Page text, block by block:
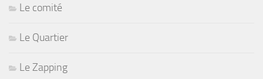
Le comité
Le Quartier
Le Zapping